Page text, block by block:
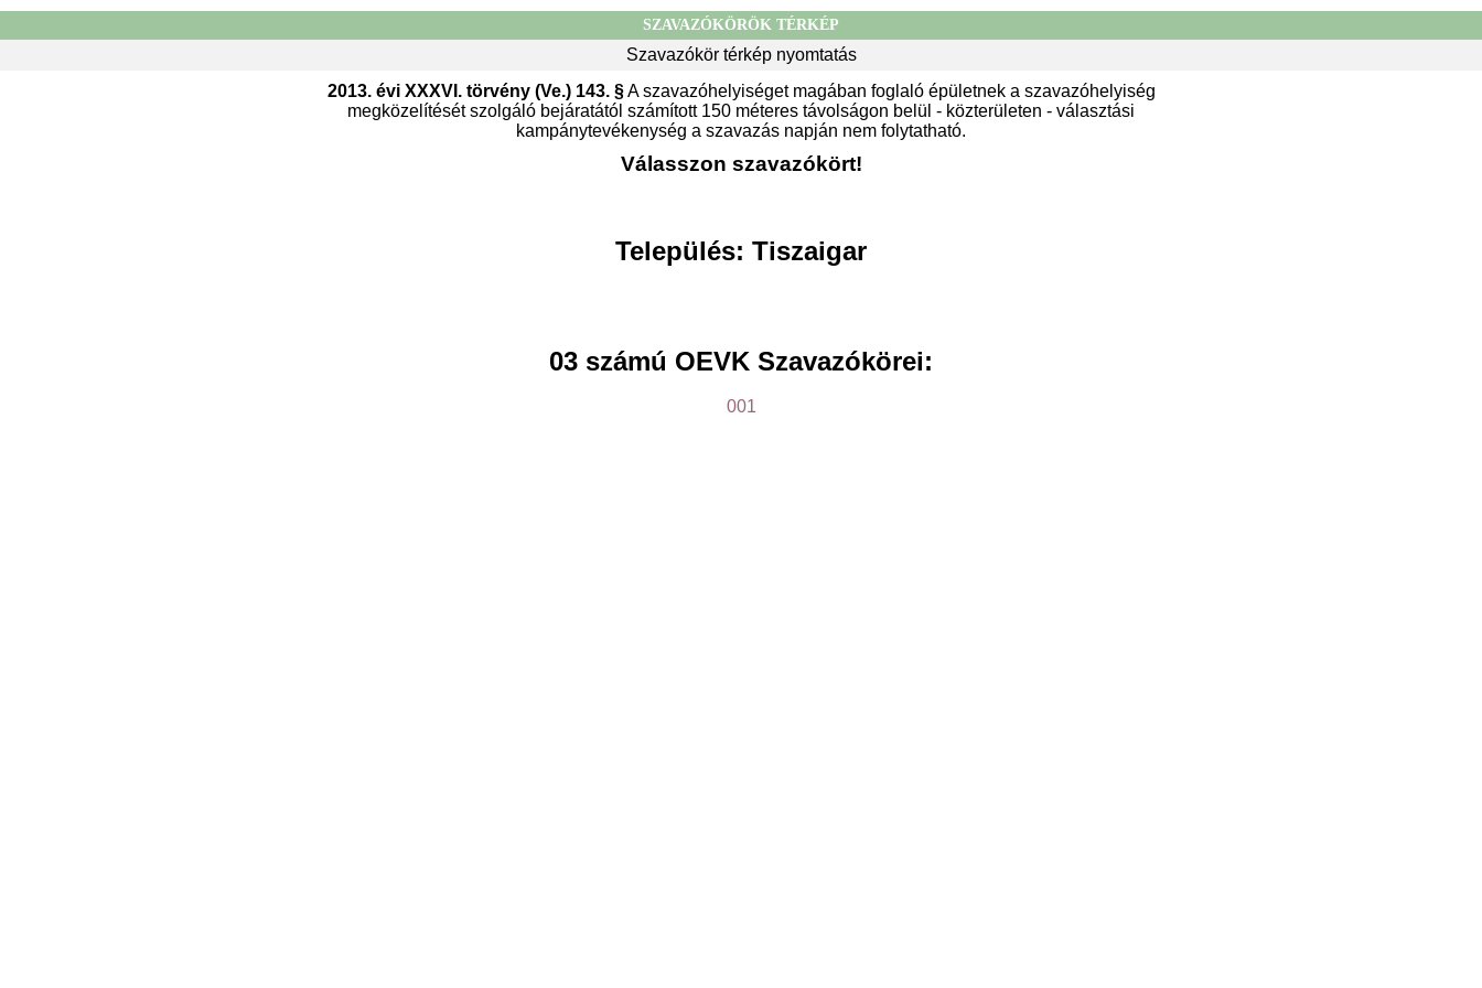
SZAVAZÓKÖRÖK TÉRKÉP
Szavazókör térkép nyomtatás
2013. évi XXXVI. törvény (Ve.) 143. §A szavazóhelyiséget magában foglaló épületnek a szavazóhelyiség
megközelítését szolgáló bejáratától számított 150 méteres távolságon belül - közterületen - választási
kampánytevékenység a szavazás napján nem folytatható.
Válasszon szavazókört!
Település: Tiszaigar
03 számú OEVK Szavazókörei:
001